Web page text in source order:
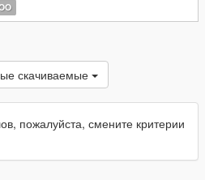
скачиваемые
пожалуйста, смените критерии